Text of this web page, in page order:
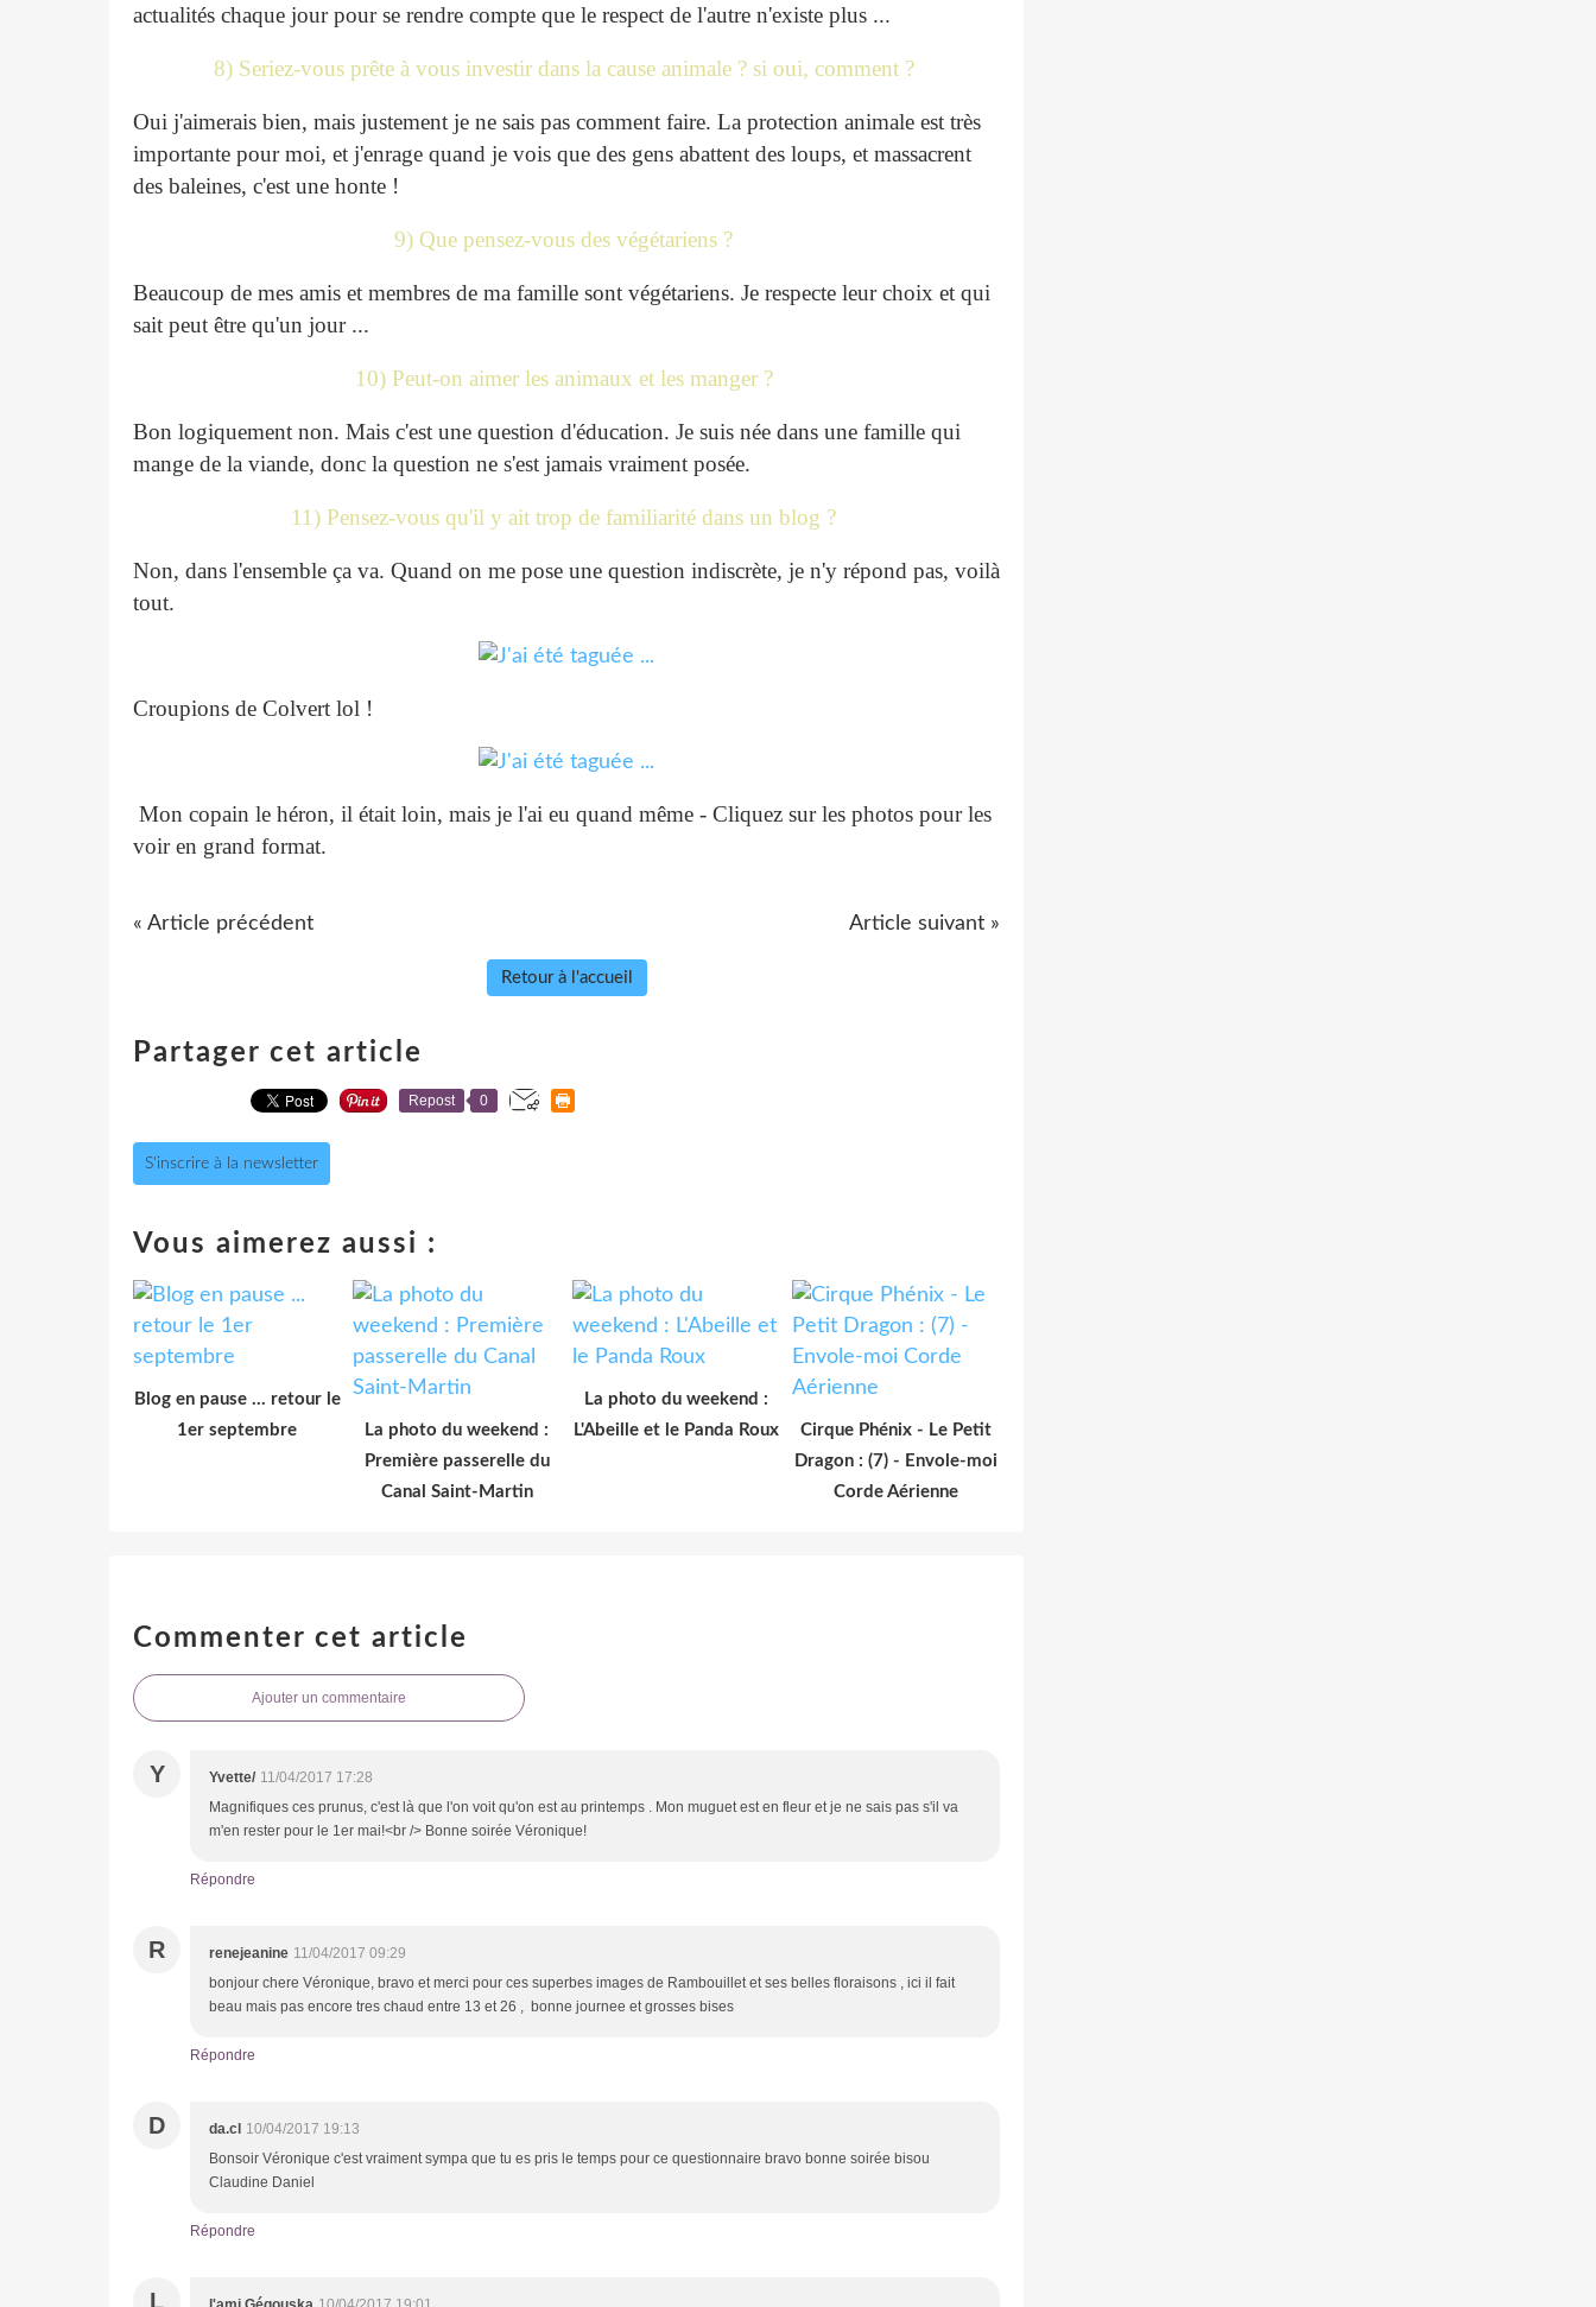
actualités chaque jour pour se rendre compte que le respect de l'autre n'existe plus ...
8) Seriez-vous prête à vous investir dans la cause animale ? si oui, comment ?
Oui j'aimerais bien, mais justement je ne sais pas comment faire. La protection animale est très
importante pour moi, et j'enrage quand je vois que des gens abattent des loups, et massacrent
des baleines, c'est une honte !
9) Que pensez-vous des végétariens ?
Beaucoup de mes amis et membres de ma famille sont végétariens. Je respecte leur choix et qui
sait peut être qu'un jour ...
10) Peut-on aimer les animaux et les manger ?
Bon logiquement non. Mais c'est une question d'éducation. Je suis née dans une famille qui
mange de la viande, donc la question ne s'est jamais vraiment posée.
11) Pensez-vous qu'il y ait trop de familiarité dans un blog ?
Non, dans l'ensemble ça va. Quand on me pose une question indiscrète, je n'y répond pas, voilà
tout.
Croupions de Colvert lol !
Mon copain le héron, il était loin, mais je l'ai eu quand même - Cliquez sur les photos pour les
voir en grand format.
« Article précédent Article suivant »
Retour à l'accueil
Partager cet article
Repost 0
S'inscrire à la newsletter
Vous aimerez aussi :
Blog en pause ... retour le
1er septembre
La photo du weekend :
Première passerelle du
Canal Saint-Martin
La photo du weekend :
L'Abeille et le Panda Roux
Cirque Phénix - Le Petit
Dragon : (7) - Envole-moi
Corde Aérienne
Commenter cet article
Ajouter un commentaire
Y Yvette/ 11/04/2017 17:28
Magnifiques ces prunus, c'est là que l'on voit qu'on est au printemps . Mon muguet est en fleur et je ne sais pas s'il va
m'en rester pour le 1er mai!<br /> Bonne soirée Véronique!
Répondre
R renejeanine 11/04/2017 09:29
bonjour chere Véronique, bravo et merci pour ces superbes images de Rambouillet et ses belles floraisons , ici il fait
beau mais pas encore tres chaud entre 13 et 26 , bonne journee et grosses bises
Répondre
D da.cl 10/04/2017 19:13
Bonsoir Véronique c'est vraiment sympa que tu es pris le temps pour ce questionnaire bravo bonne soirée bisou
Claudine Daniel
Répondre
L